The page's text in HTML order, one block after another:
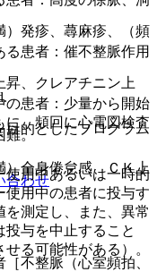
患者：催不整脈作用
患者：少量から開始
、頻回に心電図検査
用中あるいは一時的
用中の患者に投与す
を測定し、また、異常
与を中止すること
る可能性がある）。
発疹、蕁麻疹、（頻
、クレアチニン上
難。
全身倦怠感、ＣＫ上
不整脈（心室頻拍、
的としたプログラム
合わせ